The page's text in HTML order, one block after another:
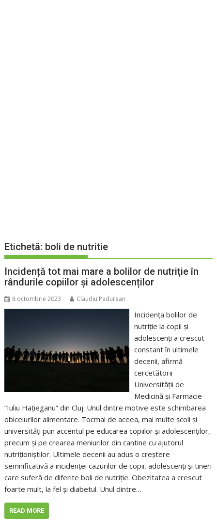
Etichetă: boli de nutritie
Incidență tot mai mare a bolilor de nutriție în
rândurile copiilor și adolescenților
8 octombrie 2023 Claudiu Padurean
Incidența bolilor de
nutriție la copii și
adolescenți a crescut
constant în ultimele
decenii, afirmă
cercetătorii
Universității de
Medicină și Farmacie
”Iuliu Hațieganu” din Cluj. Unul dintre motive este schimbarea
obiceiurilor alimentare. Tocmai de aceea, mai multe școli și
universități pun accentul pe educarea copiilor și adolescenților,
precum și pe crearea meniurilor din cantine cu ajutorul
nutriționiștilor. Ultimele decenii au adus o creștere
semnificativă a incidenței cazurilor de copii, adolescenți și tineri
care suferă de diferite boli de nutriție. Obezitatea a crescut
foarte mult, la fel și diabetul. Unul dintre…
READ MORE